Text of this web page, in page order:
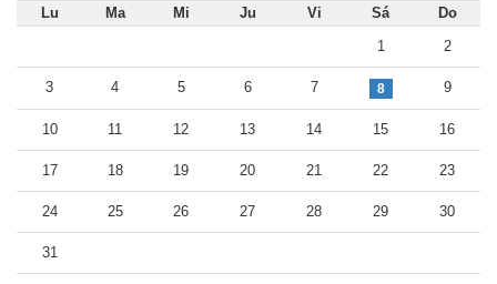
Lu Ma Mi Ju Vi Sá
Do
1
2
3 4 5 6 7 8 9
10 11 12 13 14 15 16
17 18 19 20 21 22 23
24 25 26 27 28 29 30
31